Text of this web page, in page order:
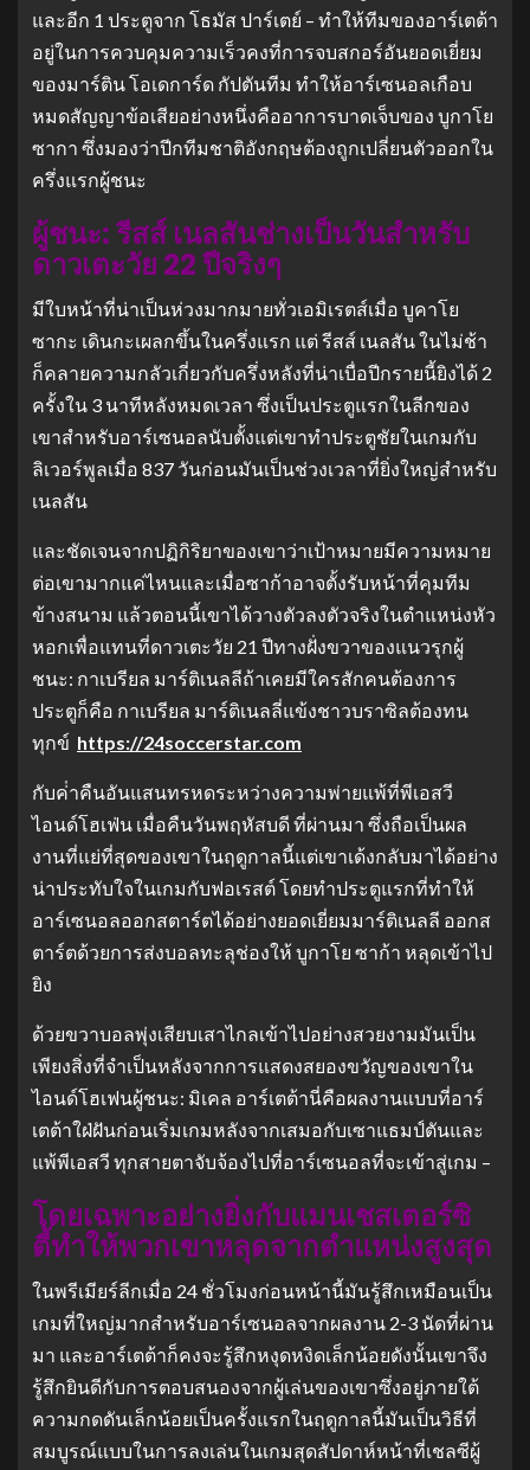
และอีก 1 ประตูจาก โธมัส ปาร์เตย์ – ทําให้ทีมของอาร์เตต้า
อยู่ในการควบคุมความเร็วคงที่การจบสกอร์อันยอดเยี่ยม
ของมาร์ติน โอเดการ์ด กัปตันทีม ทําให้อาร์เซนอลเกือบ
หมดสัญญาข้อเสียอย่างหนึ่งคืออาการบาดเจ็บของ บูกาโย
ซากา ซึ่งมองว่าปีกทีมชาติอังกฤษต้องถูกเปลี่ยนตัวออกใน
ครึ่งแรกผู้ชนะ
ผู้ชนะ: รีสส์ เนลสันช่างเป็นวันสําหรับ
ดาวเตะวัย 22 ปีจริงๆ
มีใบหน้าที่น่าเป็นห่วงมากมายทั่วเอมิเรตส์เมื่อ บูคาโย
ซากะ เดินกะเผลกขึ้นในครึ่งแรก แต่ รีสส์ เนลสัน ในไม่ช้า
ก็คลายความกลัวเกี่ยวกับครึ่งหลังที่น่าเบื่อปีกรายนี้ยิงได้ 2
ครั้งใน 3 นาทีหลังหมดเวลา ซึ่งเป็นประตูแรกในลีกของ
เขาสําหรับอาร์เซนอลนับตั้งแต่เขาทําประตูชัยในเกมกับ
ลิเวอร์พูลเมื่อ 837 วันก่อนมันเป็นช่วงเวลาที่ยิ่งใหญ่สําหรับ
เนลสัน
และชัดเจนจากปฏิกิริยาของเขาว่าเป้าหมายมีความหมาย
ต่อเขามากแค่ไหนและเมื่อซาก้าอาจตั้งรับหน้าที่คุมทีม
ข้างสนาม แล้วตอนนี้เขาได้วางตัวลงตัวจริงในตําแหน่งหัว
หอกเพื่อแทนที่ดาวเตะวัย 21 ปีทางฝั่งขวาของแนวรุกผู้
ชนะ: กาเบรียล มาร์ติเนลลีถ้าเคยมีใครสักคนต้องการ
ประตูก็คือ กาเบรียล มาร์ติเนลลี่แข้งชาวบราซิลต้องทน
ทุกข์ https://24soccerstar.com
กับค่ําคืนอันแสนทรหดระหว่างความพ่ายแพ้ที่พีเอสวี
ไอนด์โฮเฟ่น เมื่อคืนวันพฤหัสบดี ที่ผ่านมา ซึ่งถือเป็นผล
งานที่แย่ที่สุดของเขาในฤดูกาลนี้แต่เขาเด้งกลับมาได้อย่าง
น่าประทับใจในเกมกับฟอเรสต์ โดยทําประตูแรกที่ทําให้
อาร์เซนอลออกสตาร์ตได้อย่างยอดเยี่ยมมาร์ติเนลลี ออกส
ตาร์ตด้วยการส่งบอลทะลุช่องให้ บูกาโย ซาก้า หลุดเข้าไป
ยิง
ด้วยขวาบอลพุ่งเสียบเสาไกลเข้าไปอย่างสวยงามมันเป็น
เพียงสิ่งที่จําเป็นหลังจากการแสดงสยองขวัญของเขาใน
ไอนด์โฮเฟนผู้ชนะ: มิเคล อาร์เตต้านี่คือผลงานแบบที่อาร์
เตต้าใฝ่ฝันก่อนเริ่มเกมหลังจากเสมอกับเซาแธมป์ตันและ
แพ้พีเอสวี ทุกสายตาจับจ้องไปที่อาร์เซนอลที่จะเข้าสู่เกม –
โดยเฉพาะอย่างยิ่งกับแมนเชสเตอร์ซิ
ตี้ทําให้พวกเขาหลุดจากตําแหน่งสูงสุด
ในพรีเมียร์ลีกเมื่อ 24 ชั่วโมงก่อนหน้านี้มันรู้สึกเหมือนเป็น
เกมที่ใหญ่มากสําหรับอาร์เซนอลจากผลงาน 2-3 นัดที่ผ่าน
มา และอาร์เตต้าก็คงจะรู้สึกหงุดหงิดเล็กน้อยดังนั้นเขาจึง
รู้สึกยินดีกับการตอบสนองจากผู้เล่นของเขาซึ่งอยู่ภายใต้
ความกดดันเล็กน้อยเป็นครั้งแรกในฤดูกาลนี้มันเป็นวิธีที่
สมบูรณ์แบบในการลงเล่นในเกมสุดสัปดาห์หน้าที่เชลซีผู้